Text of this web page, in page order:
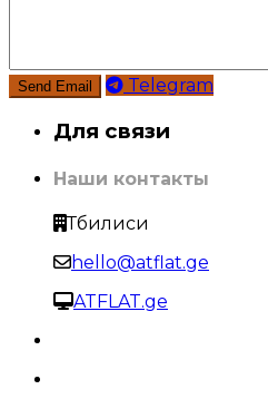
Telegram
Для связи
Наши контакты
Тбилиси
hello@atflat.ge
ATFLAT.ge